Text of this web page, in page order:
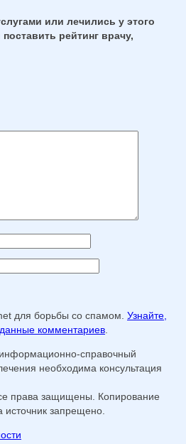
или лечились у этого
рейтинг врачу,
для борьбы со спамом. Узнайте,
комментариев
справочный
необходима консультация
права защищены. Копирование
запрещено.